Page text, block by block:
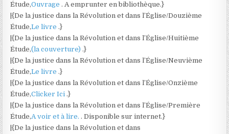
Étude,Ouvrage . A emprunter en bibliothèque.}
|{De la justice dans la Révolution et dans l’Église/Douzième
Étude,Le livre .}
|{De la justice dans la Révolution et dans l’Église/Huitième
Étude,(la couverture) .}
|{De la justice dans la Révolution et dans l’Église/Neuvième
Étude,Le livre .}
|{De la justice dans la Révolution et dans l’Église/Onzième
Étude,Clicker Ici .}
|{De la justice dans la Révolution et dans l’Église/Première
Étude,A voir et à lire. . Disponible sur internet.}
|{De la justice dans la Révolution et dans